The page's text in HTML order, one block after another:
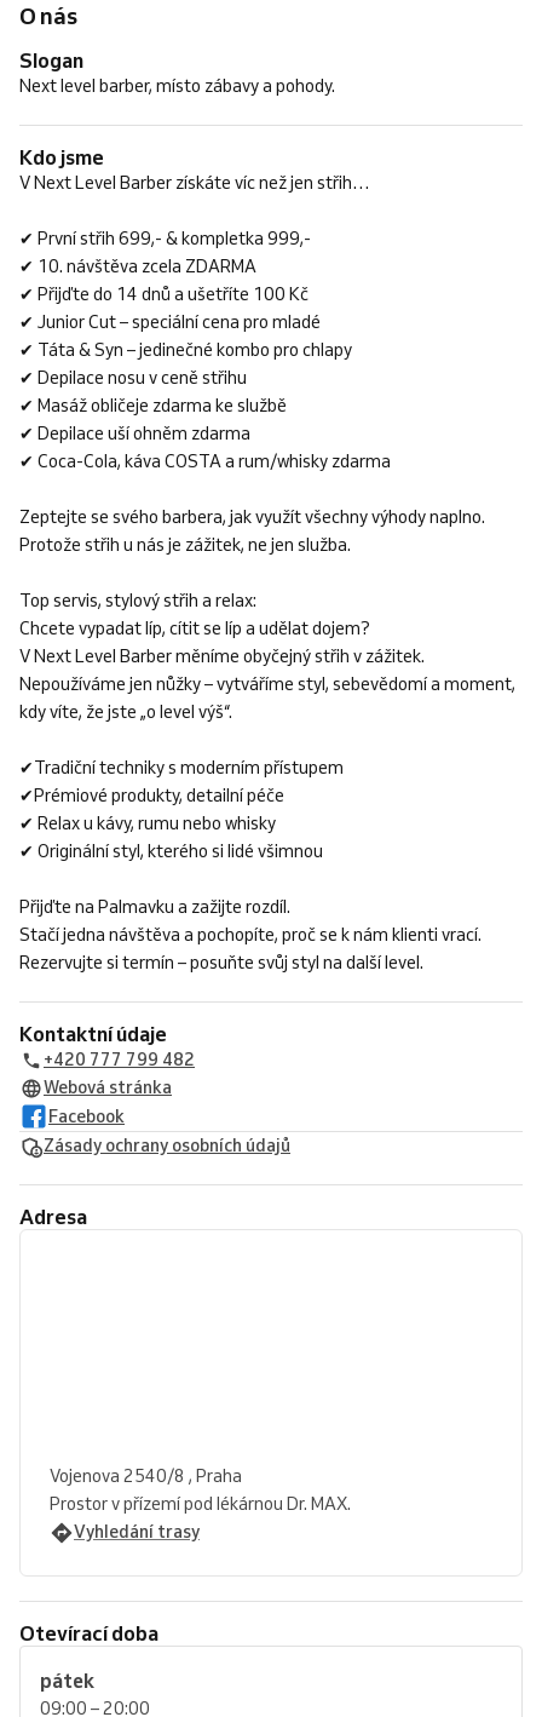
O nás
Slogan
Next level barber, místo zábavy a pohody.
Kdo jsme
V Next Level Barber získáte víc než jen střih…
✔ První střih 699,- & kompletka 999,-
✔ 10. návštěva zcela ZDARMA
✔ Přijďte do 14 dnů a ušetříte 100 Kč
✔ Junior Cut – speciální cena pro mladé
✔ Táta & Syn – jedinečné kombo pro chlapy
✔ Depilace nosu v ceně střihu
✔ Masáž obličeje zdarma ke službě
✔ Depilace uší ohněm zdarma
✔ Coca-Cola, káva COSTA a rum/whisky zdarma
Zeptejte se svého barbera, jak využít všechny výhody naplno.
Protože střih u nás je zážitek, ne jen služba.
Top servis, stylový střih a relax:
Chcete vypadat líp, cítit se líp a udělat dojem?
V Next Level Barber měníme obyčejný střih v zážitek.
Nepoužíváme jen nůžky – vytváříme styl, sebevědomí a moment,
kdy víte, že jste „o level výš“.
✔Tradiční techniky s moderním přístupem
✔Prémiové produkty, detailní péče
✔ Relax u kávy, rumu nebo whisky
✔ Originální styl, kterého si lidé všimnou
Přijďte na Palmavku a zažijte rozdíl.
Stačí jedna návštěva a pochopíte, proč se k nám klienti vrací.
Rezervujte si termín – posuňte svůj styl na další level.
Kontaktní údaje
+420 777 799 482
Webová stránka
Facebook
Zásady ochrany osobních údajů
Adresa
Vojenova 2540/8 , Praha
Prostor v přízemí pod lékárnou Dr. MAX.
Vyhledání trasy
Otevírací doba
pátek
09:00 – 20:00